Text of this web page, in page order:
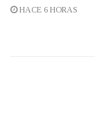
HACE 6 HORAS